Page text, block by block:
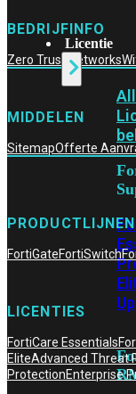
Licentie
BEDRIJFINFO
Zero Trust Networks
MIDDELEN
SitemapOfferte
PRODUCTLIJNEN
FortiGateFortiSwitch
LICENTIES
FortiCare Essentials
EliteAdvanced Threat
ProtectionEnterprise